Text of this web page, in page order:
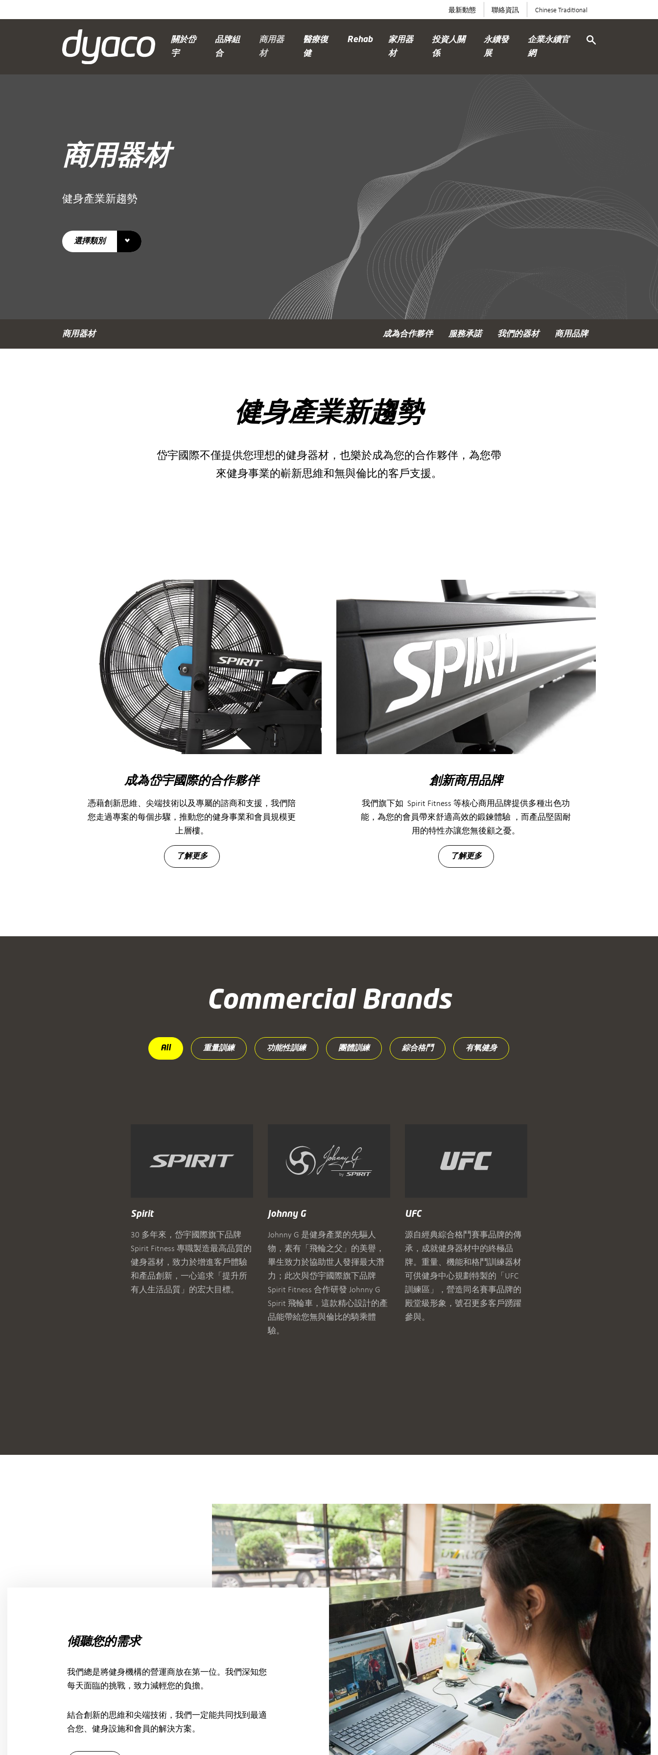
最新動態 聯絡資訊 Chinese Traditional
關於岱
宇
品牌組
合
商用器
材
醫療復
健
Rehab
家用器
材
投資人關
係
永續發
展
企業永續官
網
商用器材
健身產業新趨勢
選擇類別
商用器材 成為合作夥伴 服務承諾 我們的器材 商用品牌
健身產業新趨勢
岱宇國際不僅提供您理想的健身器材，也樂於成為您的合作夥伴，為您帶
來健身事業的嶄新思維和無與倫比的客戶支援。
成為岱宇國際的合作夥伴
憑藉創新思維、尖端技術以及專屬的諮商和支援，我們陪
您走過專案的每個步驟，推動您的健身事業和會員規模更
上層樓。
了解更多
創新商用品牌
我們旗下如 Spirit Fitness 等核心商用品牌提供多種出色功
能，為您的會員帶來舒適高效的鍛鍊體驗 ，而產品堅固耐
用的特性亦讓您無後顧之憂。
了解更多
Commercial Brands
All 重量訓練 功能性訓練 團體訓練 綜合格鬥 有氧健身
Spirit
30 多年來，岱宇國際旗下品牌
Spirit Fitness 專職製造最高品質的
健身器材，致力於增進客戶體驗
和產品創新，一心追求「提升所
有人生活品質」的宏大目標。
Johnny G
Johnny G 是健身產業的先驅人
物，素有「飛輪之父」的美譽，
畢生致力於協助世人發揮最大潛
力；此次與岱宇國際旗下品牌
Spirit Fitness 合作研發 Johnny G
Spirit 飛輪車，這款精心設計的產
品能帶給您無與倫比的騎乘體
驗。
UFC
源自經典綜合格鬥賽事品牌的傳
承，成就健身器材中的終極品
牌。重量、機能和格鬥訓練器材
可供健身中心規劃特製的「UFC
訓練區」，營造同名賽事品牌的
殿堂級形象，號召更多客戶踴躍
參與。
傾聽您的需求
我們總是將健身機構的營運商放在第一位。我們深知您
每天面臨的挑戰，致力減輕您的負擔。
結合創新的思維和尖端技術，我們一定能共同找到最適
合您、健身設施和會員的解決方案。